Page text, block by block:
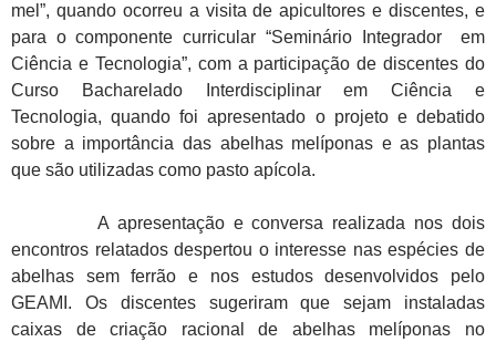
mel”, quando ocorreu a visita de apicultores e discentes, e
para o componente curricular “Seminário Integrador em
Ciência e Tecnologia”, com a participação de discentes do
Curso Bacharelado Interdisciplinar em Ciência e
Tecnologia, quando foi apresentado o projeto e debatido
sobre a importância das abelhas melíponas e as plantas
que são utilizadas como pasto apícola.
A apresentação e conversa realizada nos dois
encontros relatados despertou o interesse nas espécies de
abelhas sem ferrão e nos estudos desenvolvidos pelo
GEAMI. Os discentes sugeriram que sejam instaladas
caixas de criação racional de abelhas melíponas no